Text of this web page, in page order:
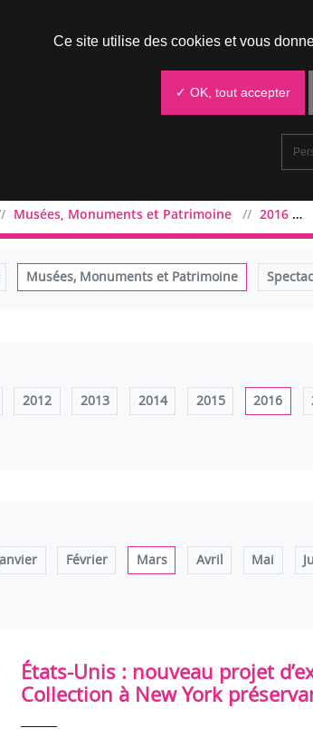
Musées, Monuments et Patrimoine 2016
Musées, Monuments et Patrimoine
2012 2013 2014 2015 2016
Février Mars Avril Mai
États-Unis : nouveau projet
Collection à New York
Ce site utilise des cookies et vous
✓ OK, tout accepter